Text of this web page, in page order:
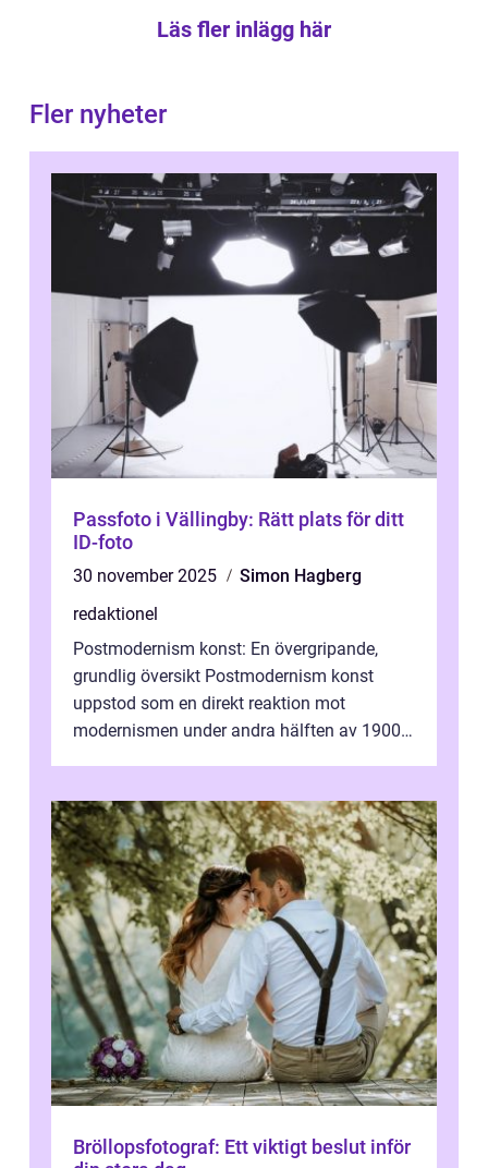
Läs fler inlägg här
Fler nyheter
Passfoto i Vällingby: Rätt plats för ditt
ID-foto
30 november 2025
Simon Hagberg
redaktionel
Postmodernism konst: En övergripande,
grundlig översikt Postmodernism konst
uppstod som en direkt reaktion mot
modernismen under andra hälften av 1900-
Bröllopsfotograf: Ett viktigt beslut inför